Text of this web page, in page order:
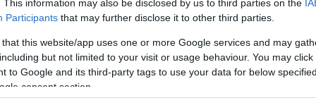
This information may also be disclosed by us to third parties on the
Participants that may further disclose it to other third parties.
that this website/app uses one or more Google services and may
but not limited to your visit or usage behaviour. You may
to Google and its third-party tags to use your data for below
consent section.
αναφέροντας πως μπαίνει τέλος στην
ρυθμούς εκδικάζονται αντιρρήσεις
λόγο για μια εμβληματική
μιλώντας για τους δασικούς χάρτες.